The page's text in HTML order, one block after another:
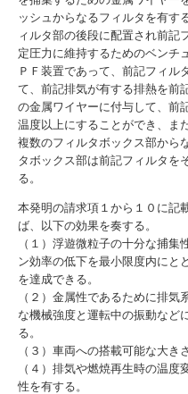
ッシュからなるフィルタを有す
ィルタ部の後段に配置され前記
定圧力に維持するためのベンチ
ＰＦ装置であって、前記フィル
て、前記排気が有する排熱を前
の金属ワイヤーに付与して、前
温度以上にすることができ、ま
複数のフィルタボックス部から
タボックス部は前記フィルタを
る。
本発明の請求項１から１０に記
ば、以下の効果を奏する。
（１）浮遊微粒子の十分な捕集
ン効率の低下を最小限度内にと
を達成できる。
（２）金属性であるために排気
な機械強度と運転中の振動など
る。
（３）車両への搭載可能な大き
（４）排気や燃焼再生時の温度
性を有する。